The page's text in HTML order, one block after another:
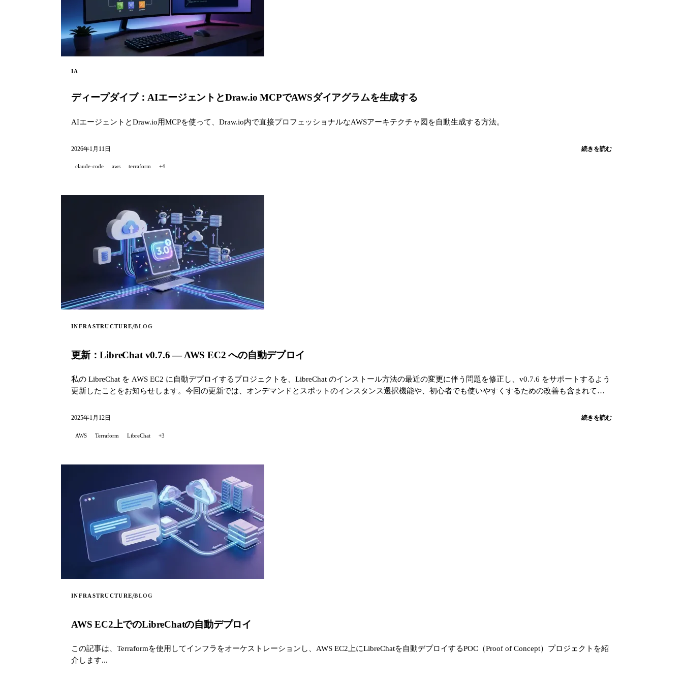
IA
ディープダイブ：AIエージェントとDraw.io MCPでAWSダイアグラムを生成する
AIエージェントとDraw.io用MCPを使って、Draw.io内で直接プロフェッショナルなAWSアーキテクチャ図を自動生成する方法。
2026年1月11日 続きを読む
claude-code aws terraform +4
INFRASTRUCTURE/BLOG
更新：LibreChat v0.7.6 — AWS EC2 への自動デプロイ
私の LibreChat を AWS EC2 に自動デプロイするプロジェクトを、LibreChat のインストール方法の最近の変更に伴う問題を修正し、v0.7.6 をサポートするよう
更新したことをお知らせします。今回の更新では、オンデマンドとスポットのインスタンス選択機能や、初心者でも使いやすくするための改善も含まれてい
2025年1月12日 続きを読む
AWS Terraform LibreChat +3
INFRASTRUCTURE/BLOG
AWS EC2上でのLibreChatの自動デプロイ
この記事は、Terraformを使用してインフラをオーケストレーションし、AWS EC2上にLibreChatを自動デプロイするPOC（Proof of Concept）プロジェクトを紹
介します...